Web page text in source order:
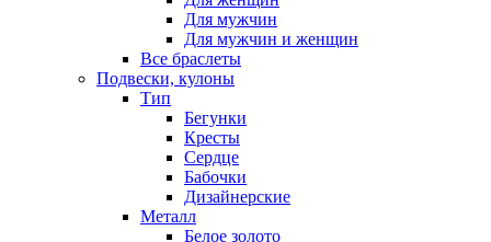
Для мужчин
Для мужчин и женщин
Все браслеты
Подвески, кулоны
Тип
Бегунки
Кресты
Сердце
Бабочки
Дизайнерские
Металл
Белое золото